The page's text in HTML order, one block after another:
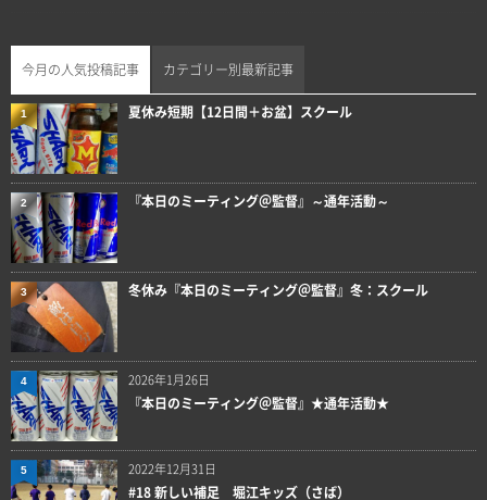
今月の人気投稿記事 カテゴリー別最新記事
夏休み短期【12日間＋お盆】スクール
1
『本日のミーティング＠監督』～通年活動～
2
冬休み『本日のミーティング＠監督』冬：スクール
3
2026年1月26日
『本日のミーティング＠監督』★通年活動★
4
2022年12月31日
#18 新しい補足 堀江キッズ（さば）
5